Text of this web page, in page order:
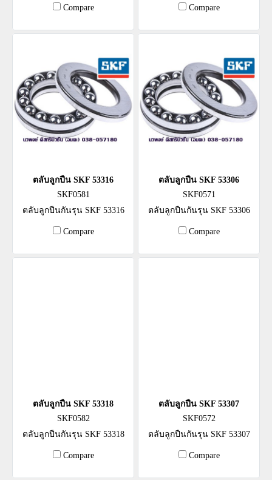
Compare Compare
ตลับลูกปืน SKF 53316
SKF0581
ตลับลูกปืนกันรุน SKF 53316
Compare
ตลับลูกปืน SKF 53306
SKF0571
ตลับลูกปืนกันรุน SKF 53306
Compare
ตลับลูกปืน SKF 53318
SKF0582
ตลับลูกปืนกันรุน SKF 53318
Compare
ตลับลูกปืน SKF 53307
SKF0572
ตลับลูกปืนกันรุน SKF 53307
Compare